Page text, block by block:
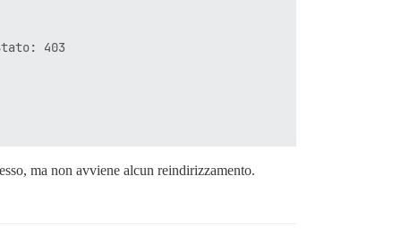
403
ma non avviene alcun reindirizzamento.